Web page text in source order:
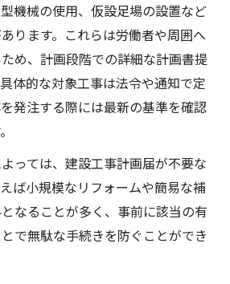
画届提出までの流れと実務ポイ
認すべき建設工事計画の記載内
る最新法規制のポイント
画と近年の法規制改正の要点
機械の使用、仮設足場の設置など
ります。これらは労働者や周囲へ
め、計画段階での詳細な計画書提
体的な対象工事は法令や通知で定
発注する際には最新の基準を確認
っては、建設工事計画届が不要な
ば小規模なリフォームや簡易な補
なることが多く、事前に該当の有
で無駄な手続きを防ぐことができ